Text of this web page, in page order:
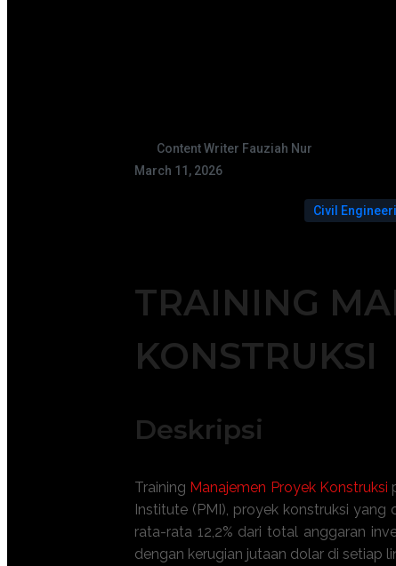
Content Writer Fauziah Nur
March 11, 2026
Civil
TRAINING
KONSTRUKSI
Deskripsi
Training Manajemen Proyek Konstruksi
Institute (PMI), proyek konstruksi
rata-rata 12,2% dari total anggaran
dengan kerugian jutaan dolar di setiap